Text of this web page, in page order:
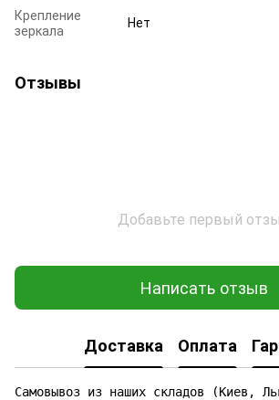
Крепление
зеркала
Нет
Отзывы
Добавьте первый
Написать отзыв
Доставка Оплата
Самовывоз из наших складов (Киев,